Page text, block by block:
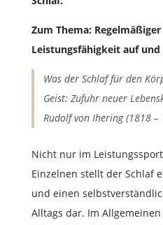
Zum Thema:
Leistungsfähigkeit auf und
Was der Schlaf für den
Geist:Zufuhr neuer
Rudolf von Ihering (1818 –
Nicht nur im
Einzelnen stellt der Schlaf
und einen
Alltags dar. Im